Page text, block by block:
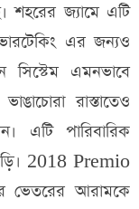
শহরের জ্যামে এটি
এর জন্যও
সিস্টেম এমনভাবে
রাস্তাতেও
এটি পারিবারিক
2018 Premio
ভেতরের আরামকে